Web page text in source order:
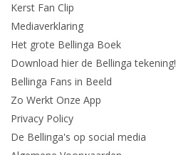
Kerst Fan Clip
Mediaverklaring
Het grote Bellinga Boek
Download hier de Bellinga tekening!
Bellinga Fans in Beeld
Zo Werkt Onze App
Privacy Policy
De Bellinga's op social media